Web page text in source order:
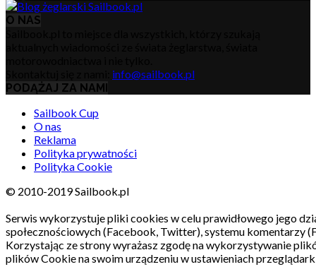
O NAS
info@sailbook.pl
PODĄŻAJ ZA NAMI
Sailbook Cup
O nas
Reklama
Polityka prywatności
Polityka Cookie
© 2010-2019 Sailbook.pl
Serwis wykorzystuje pliki cookies w celu prawidłowego jego
społecznościowych (Facebook, Twitter), systemu komentarzy
Korzystając ze strony wyrażasz zgodę na wykorzystywanie
plików Cookie na swoim urządzeniu w ustawieniach